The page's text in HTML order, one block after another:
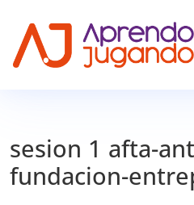
sesion 1 afta-
fundacion-